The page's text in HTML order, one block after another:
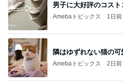
男子に大好評のコス
Amebaトピックス 1日前
隣はゆずれない猫の可
Amebaトピックス 2日前